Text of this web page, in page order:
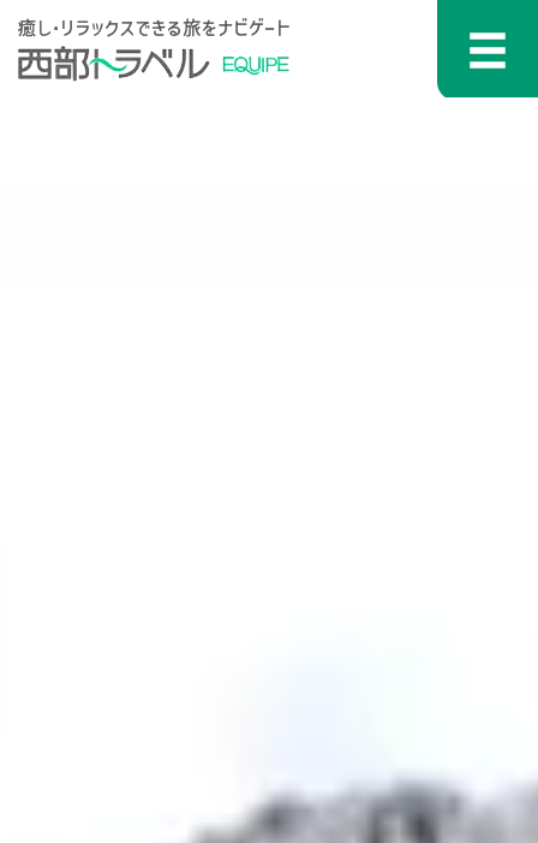
コンテンツへスキップ
メインナビゲーション